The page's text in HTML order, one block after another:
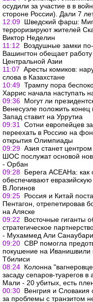
осудили за участие в в
стороне России). Дали 7
12:09 Шведский фарш:
терроризируют жителей
Виктор Неделин
11:12
Воздушные замки
Вашингтон обещает
Центральной Азии
11:07 Аресты комиков:
слова в Казахстане
10:49 Трампу пора
Харрис начала наступать
09:36 Могут ли
Венесуэле положить конец
Запад ставит на Уррутиа
09:31
Сотни европейцев
переехать в Россию на
открытия Олимпиады
09:29 Азия станет
ШОС послужат основой
- Орбан
09:28 Берега АСЕАНа: как
обеспечивают
В.Логинов
09:25 Россия и Китай
Пентагон, отрепетировав
на Аляске
09:22
Восточные гиганты
стратегическое
- Мухаммед Али Санаубари
09:20 СВР помогла
покушение на Иванишвили
Тбилиси
08:24 Колонна
засаду сепаров-туарегов в
Мали - 20 убитых, есть
00:30 Венгрия и Словакия
за проблемы с транзитом